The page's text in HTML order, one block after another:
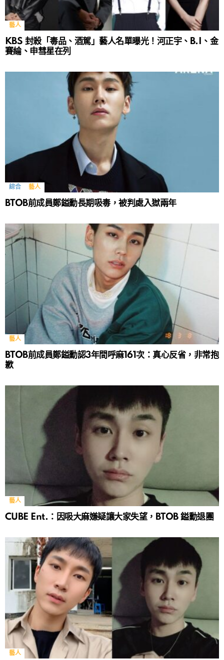
藝人
KBS 封殺「毒品、酒駕」藝人名單曝光！河正宇、B.I、金
賽綸、申彗星在列
綜合 藝人
BTOB前成員鄭鎰勳長期吸毒，被判處入獄兩年
藝人
BTOB前成員鄭鎰勳認3年間呼麻161次：真心反省，非常抱
歉
藝人
CUBE Ent.：因吸大麻嫌疑讓大家失望，BTOB 鎰勳退團
藝人